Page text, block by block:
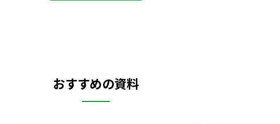
おすすめの資料